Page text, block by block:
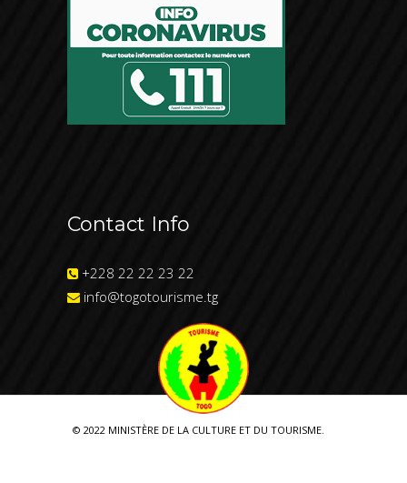
Contact Info
+228 22 22 23 22
info@togotourisme.tg
© 2022 MINISTÈRE DE LA CULTURE ET DU TOURISME.